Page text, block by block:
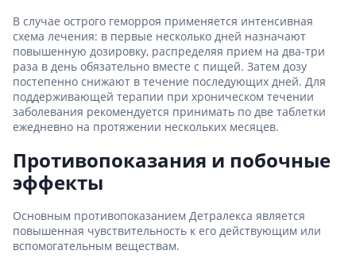
В случае острого геморроя применяется интенсивная
схема лечения: в первые несколько дней назначают
повышенную дозировку, распределяя прием на два-три
раза в день обязательно вместе с пищей. Затем дозу
постепенно снижают в течение последующих дней. Для
поддерживающей терапии при хроническом течении
заболевания рекомендуется принимать по две таблетки
ежедневно на протяжении нескольких месяцев.
Противопоказания и побочные
эффекты
Основным противопоказанием Детралекса является
повышенная чувствительность к его действующим или
вспомогательным веществам.